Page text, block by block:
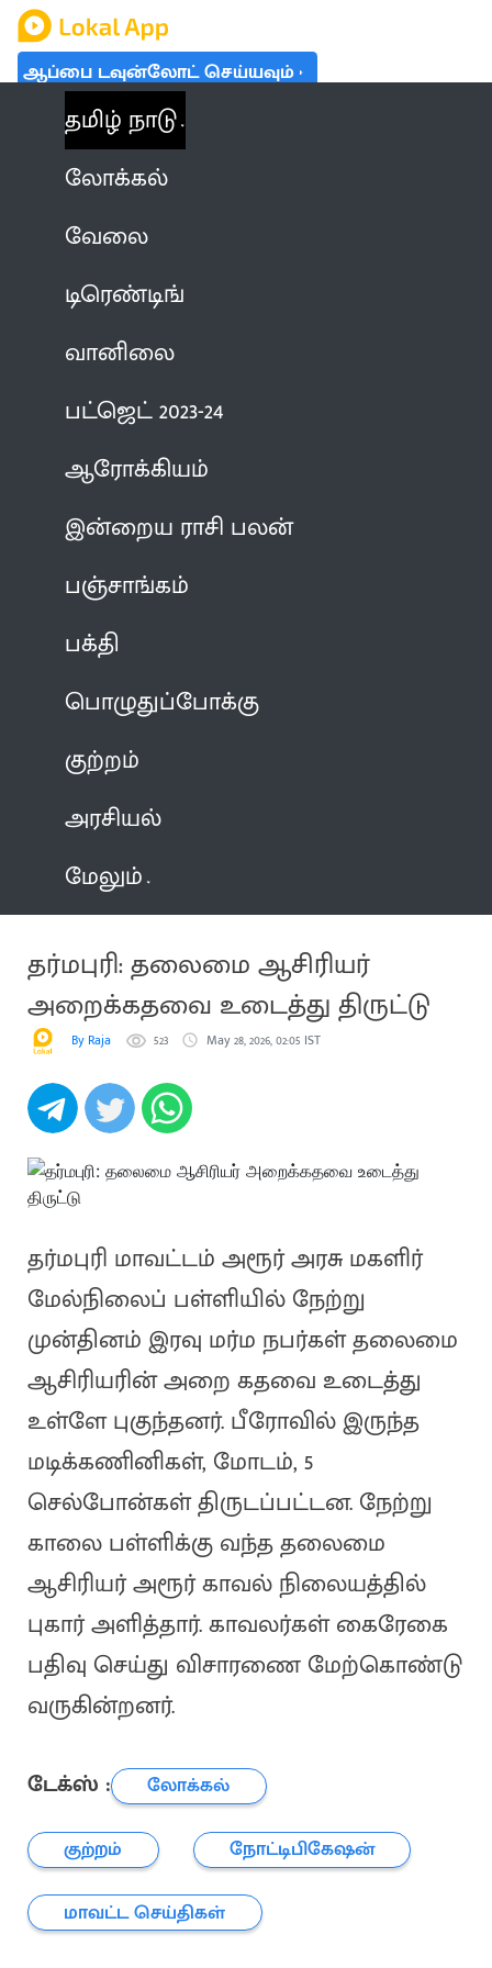
ஆப்பை டவுன்லோட் செய்யவும்
தமிழ் நாடு
லோக்கல்
வேலை
டிரெண்டிங்
வானிலை
பட்ஜெட் 2023-24
ஆரோக்கியம்
இன்றைய ராசி பலன்
பஞ்சாங்கம்
பக்தி
பொழுதுப்போக்கு
குற்றம்
அரசியல்
மேலும்
தர்மபுரி: தலைமை ஆசிரியர்
அறைக்கதவை உடைத்து திருட்டு
By Raja 523 May 28, 2026, 02:05 IST
தர்மபுரி மாவட்டம் அரூர் அரசு மகளிர்
மேல்நிலைப் பள்ளியில் நேற்று
முன்தினம் இரவு மர்ம நபர்கள் தலைமை
ஆசிரியரின் அறை கதவை உடைத்து
உள்ளே புகுந்தனர். பீரோவில் இருந்த
மடிக்கணினிகள், மோடம், 5
செல்போன்கள் திருடப்பட்டன. நேற்று
காலை பள்ளிக்கு வந்த தலைமை
ஆசிரியர் அரூர் காவல் நிலையத்தில்
புகார் அளித்தார். காவலர்கள் கைரேகை
பதிவு செய்து விசாரணை மேற்கொண்டு
வருகின்றனர்.
டேக்ஸ் :
லோக்கல்
குற்றம்
நோட்டிபிகேஷன்
மாவட்ட செய்திகள்